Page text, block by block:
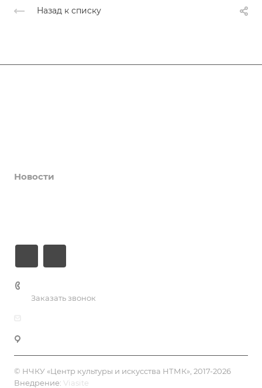
Назад к списку
Новости
Заказать звонок
© НЧКУ «Центр культуры и искусства НТМК», 2017-2026
Внедрение: Viasite